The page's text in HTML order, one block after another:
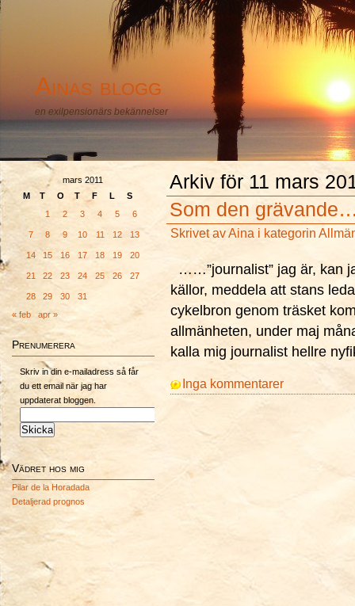
Ainas blogg
en exilpensionärs bekännelser
mars 2011
M
T O T F L
S
1
2 3 4 5 6
7 8 9 10 11 12 13
14 15 16 17 18 19 20
21 22 23 24 25 26 27
28 29 30
31
« feb
apr »
Prenumerera
Skriv in din e-mailadress så får
du ett email när jag har
uppdaterat bloggen.
Vädret hos mig
Pilar de la Horadada
Detaljerad prognos
Arkiv för 11 mars
Som den
Skrivet avAina i kategorin
……”journalist” jag är, kan
källor, meddela att stans
cykelbron genom träsket
allmänheten, under maj
kalla mig journalist hellre
Inga kommentarer